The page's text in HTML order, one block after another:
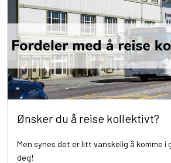
Ønsker du å reise kollektivt?
Men synes det er litt vanskelig å komme i
deg!